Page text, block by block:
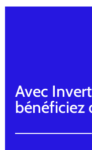
Avec
bénéficiez